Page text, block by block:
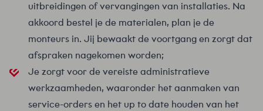
uitbreidingen of vervangingen van installaties. Na
akkoord bestel je de materialen, plan je de
monteurs in. Jij bewaakt de voortgang en zorgt dat
afspraken nagekomen worden;
Je zorgt voor de vereiste administratieve
werkzaamheden, waaronder het aanmaken van
service-orders en het up to date houden van het